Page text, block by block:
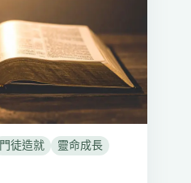
門徒造就
靈命成長